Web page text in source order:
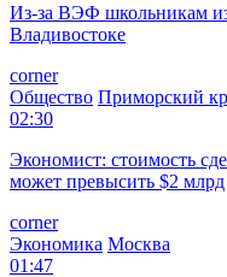
Из-за ВЭФ школьникам
Владивостоке
corner
Общество Приморский
02:30
Экономист: стоимость
может превысить $2 млрд
corner
Экономика Москва
01:47